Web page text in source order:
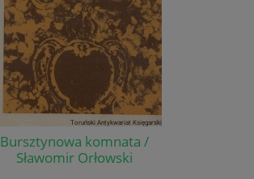
Bursztynowa komnata /
Sławomir Orłowski